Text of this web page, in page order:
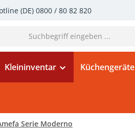
(DE) 0800 / 80 82 820
Kleininventar Küchengeräte
Serie Moderno